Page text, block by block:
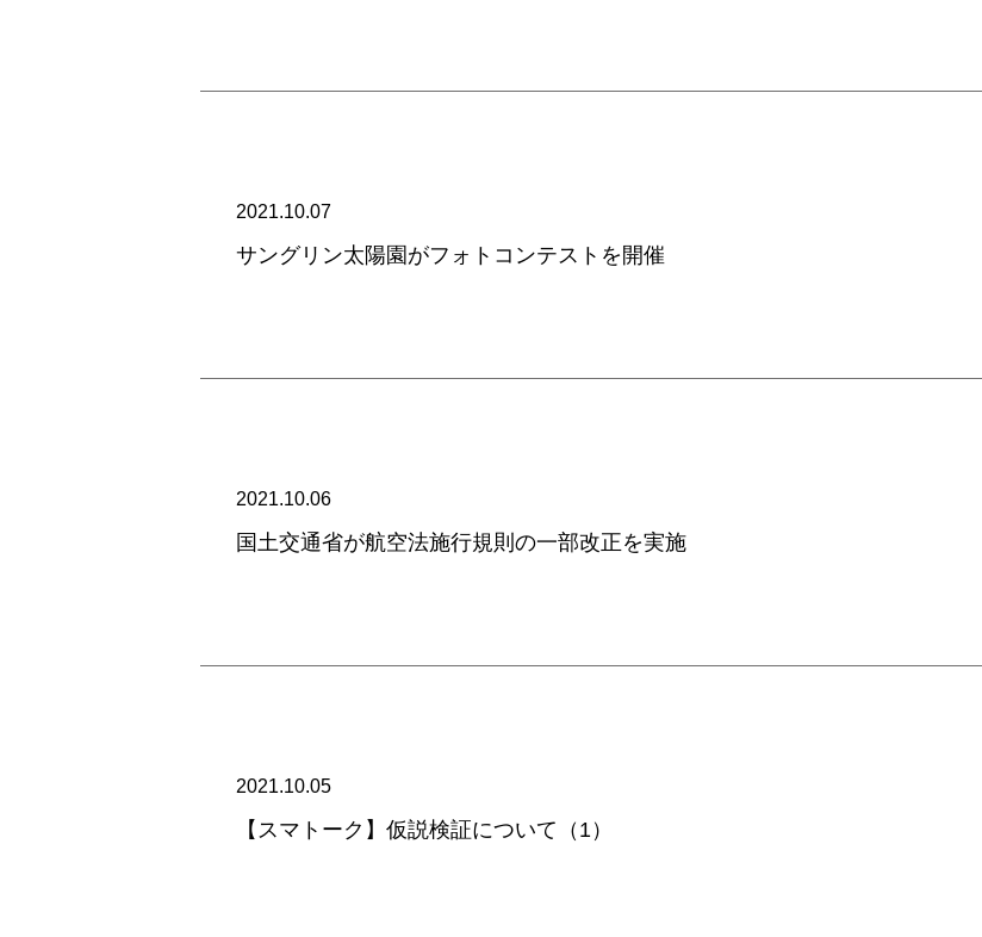
2021.10.07
サングリン太陽園がフォトコンテストを開催
2021.10.06
国土交通省が航空法施行規則の一部改正を実施
2021.10.05
【スマトーク】仮説検証について（1）